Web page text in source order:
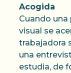
Acogida
Cuando
visual se
trabajadora
una
estudia, de